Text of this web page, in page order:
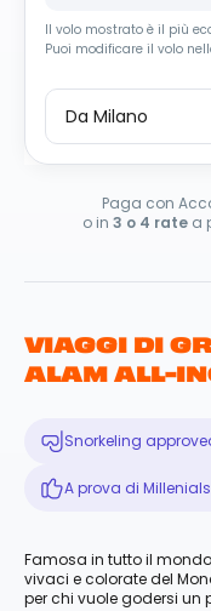
Il volo mostrato è il più
Puoi modificare il volo
Da Milano
Paga con
o in 3 o 4 rate a
VIAGGI DI
ALAM ALL-
Snorkeling
A prova di
Famosa in tutto il
vivaci e colorate del
per chi vuole godersi un